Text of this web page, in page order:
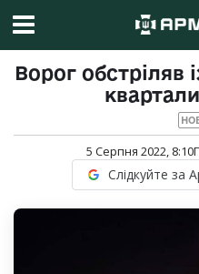
Ворог обстріляв
5 Серпня 2022, 8:10
Слідкуйте за